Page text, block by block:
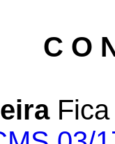
C O
Fica